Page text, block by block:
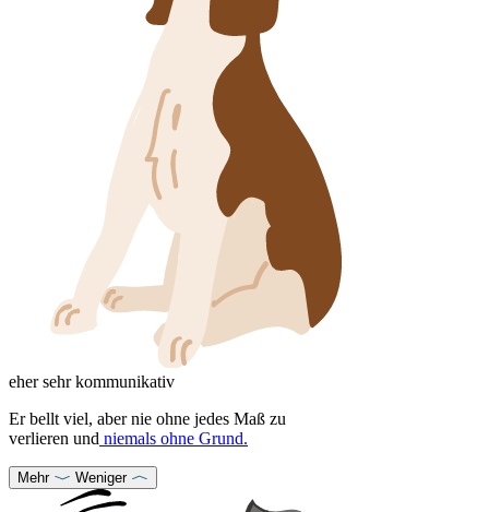
eher sehr kommunikativ
Er bellt viel, aber nie ohne jedes Maß zu
verlieren und niemals ohne Grund.
Mehr Weniger